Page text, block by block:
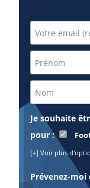
Je souhaite
pour :
[+] Voir plus
Prévenez-moi